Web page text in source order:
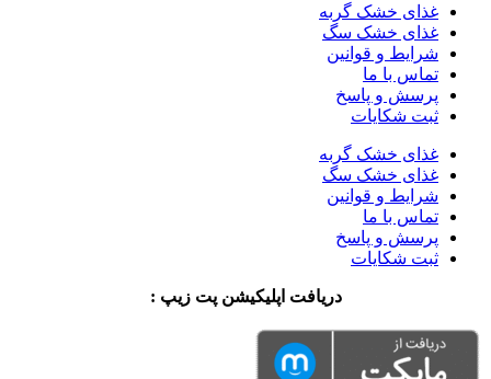
غذای خشک گربه
غذای خشک سگ
شرایط و قوانین
تماس با ما
پرسش و پاسخ
ثبت شکایات
غذای خشک گربه
غذای خشک سگ
شرایط و قوانین
تماس با ما
پرسش و پاسخ
ثبت شکایات
دریافت اپلیکیشن پت زیپ :